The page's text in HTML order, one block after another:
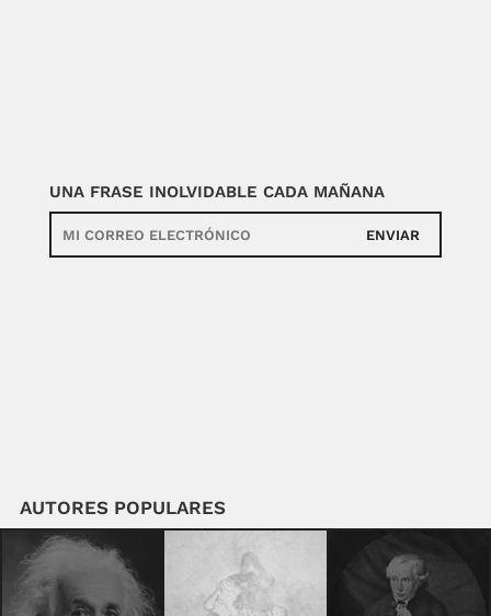
UNA FRASE INOLVIDABLE CADA MAÑANA
ENVIAR
AUTORES POPULARES